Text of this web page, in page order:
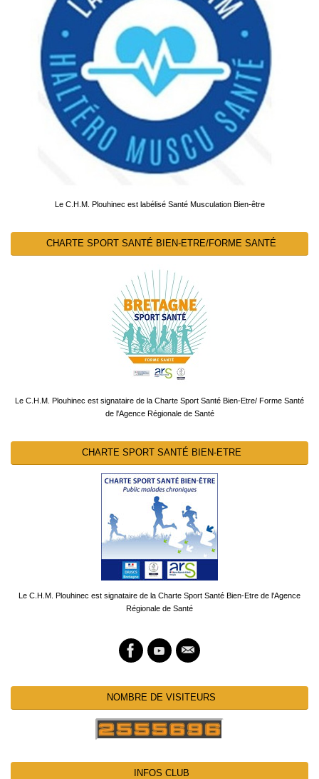
Le C.H.M. Plouhinec est labélisé Santé Musculation Bien-être
CHARTE SPORT SANTÉ BIEN-ETRE/FORME SANTÉ
Le C.H.M. Plouhinec est signataire de la Charte Sport Santé Bien-Etre/ Forme Santé
de l'Agence Régionale de Santé
CHARTE SPORT SANTÉ BIEN-ETRE
Le C.H.M. Plouhinec est signataire de la Charte Sport Santé Bien-Etre de l'Agence
Régionale de Santé
NOMBRE DE VISITEURS
INFOS CLUB